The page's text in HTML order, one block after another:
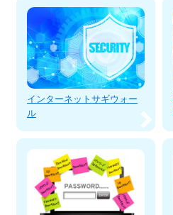
インターネットサギウォー
ル